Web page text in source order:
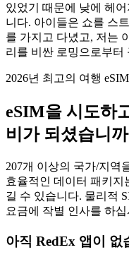
있었기 때문에 낮에 헤
니다. 아이들은 쇼를 스
를 가지고 다녔고, 저는
리를 비싼 로밍으로부터
2026년 최고의 여행 eSIM
eSIM을 시도하
비가 되셨습니
207개 이상의 국가/지역
효율적인 데이터 패키
길 수 있습니다. 물리적
요금에 작별 인사를 하십
아직 RedEx 앱이 없